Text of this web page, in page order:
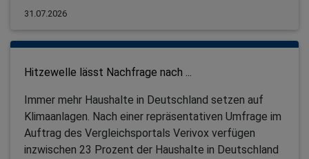
31.07.2026
Hitzewelle lässt Nachfrage nach ...
Immer mehr Haushalte in Deutschland setzen auf
Klimaanlagen. Nach einer repräsentativen Umfrage im
Auftrag des Vergleichsportals Verivox verfügen
inzwischen 23 Prozent der Haushalte in Deutschland